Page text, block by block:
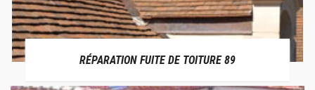
RÉPARATION FUITE DE TOITURE 89